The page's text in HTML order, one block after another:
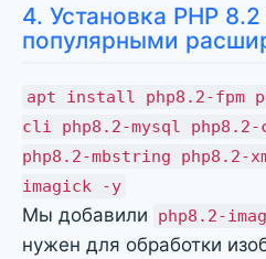
4. Установка PHP
популярными
apt install php8.2-fpm
cli php8.2-mysql
php8.2-mbstring php8.2-
imagick -y
Мы добавили php8.2-
нужен для обработки